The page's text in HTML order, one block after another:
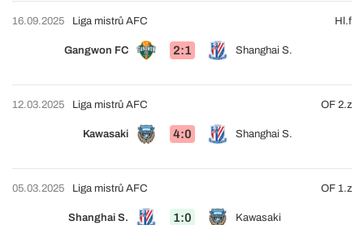
16.09.2025
Gangwon FC 2:1 Shanghai S.
Liga mistrů AFC Hl.f
12.03.2025
Kawasaki 4:0 Shanghai S.
Liga mistrů AFC OF 2.z
05.03.2025
Shanghai S. 1:0 Kawasaki
Liga mistrů AFC OF 1.z